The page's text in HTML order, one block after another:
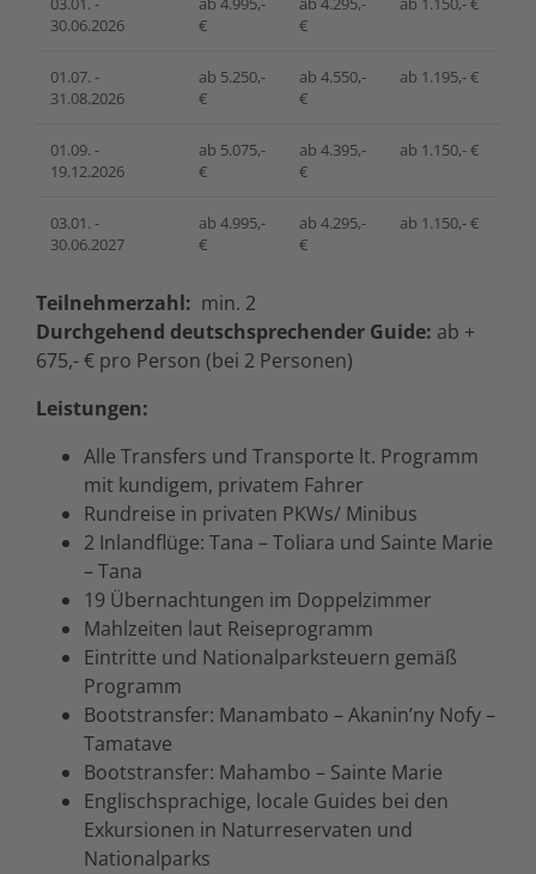
30.06.2026
€
€
01.07. -
31.08.2026
ab 5.250,-
€
ab 4.550,-
€
ab 1.195,- €
01.09. -
19.12.2026
ab 5.075,-
€
ab 4.395,-
€
ab 1.150,- €
03.01. -
30.06.2027
ab 4.995,-
€
ab 4.295,-
€
ab 1.150,- €
Teilnehmerzahl: min. 2
Durchgehend deutschsprechender Guide: ab +
675,- € pro Person (bei 2 Personen)
Leistungen:
Alle Transfers und Transporte lt. Programm
mit kundigem, privatem Fahrer
Rundreise in privaten PKWs/ Minibus
2 Inlandflüge: Tana – Toliara und Sainte Marie
– Tana
19 Übernachtungen im Doppelzimmer
Mahlzeiten laut Reiseprogramm
Eintritte und Nationalparksteuern gemäß
Programm
Bootstransfer: Manambato – Akanin’ny Nofy –
Tamatave
Bootstransfer: Mahambo – Sainte Marie
Englischsprachige, locale Guides bei den
Exkursionen in Naturreservaten und
Nationalparks